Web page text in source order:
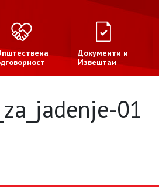
Документи и
Извештаи
01